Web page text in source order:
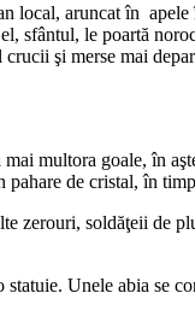
local, aruncat în
sfântul, le poartă
şi merse mai
multora goale, în
de cristal, în
zerouri, soldăţeii de
Unele abia se